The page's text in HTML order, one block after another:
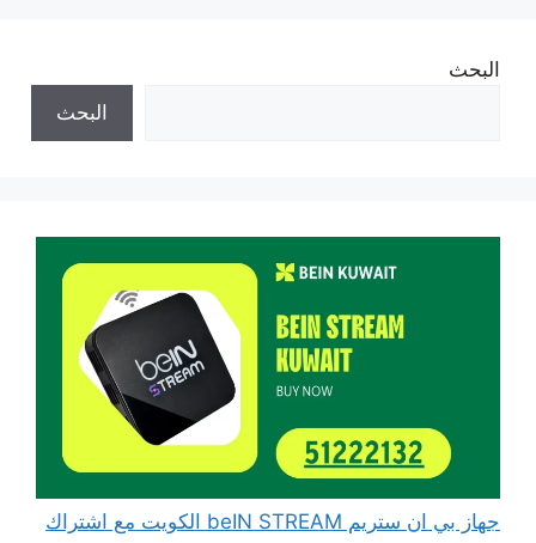
البحث
البحث
جهاز بي ان ستريم beIN STREAM الكويت مع اشتراك